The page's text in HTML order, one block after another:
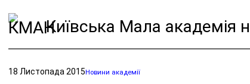
Київська Мала академія
18 Листопада 2015Новини академії